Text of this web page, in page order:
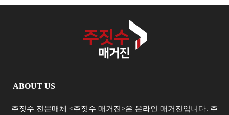
ABOUT US
주짓수 전문매체 <주짓수 매거진>은 온라인 매거진입니다. 주